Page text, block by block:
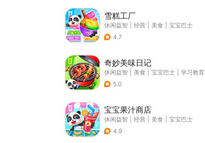
雪糕工厂
休闲益智 经营 美食
宝宝巴士
4.7
奇妙美味日记
休闲益智 美食 宝宝巴士
学习教育
5.0
宝宝果汁商店
休闲益智 经营 美食
宝宝巴士
4.9